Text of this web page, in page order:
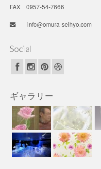
FAX 0957-54-7666
info@omura-seihyo.com
Social
ギャラリー